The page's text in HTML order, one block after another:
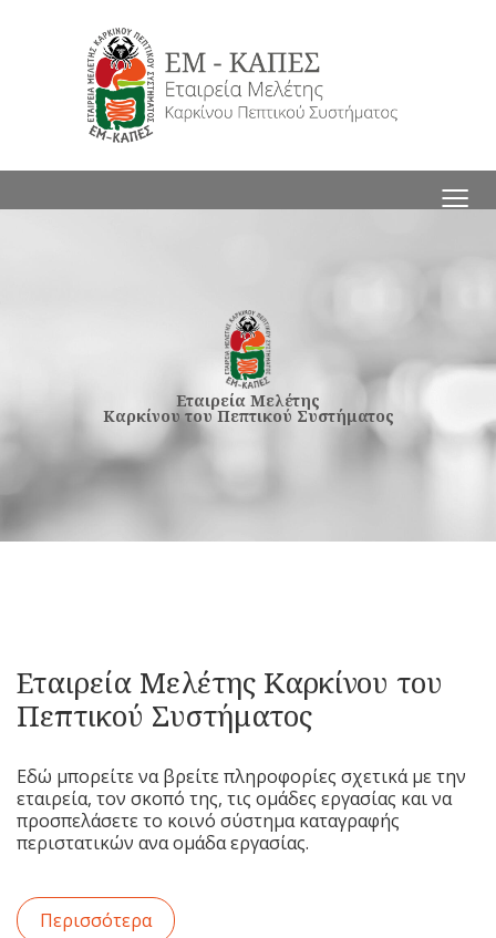
≡
Εταιρεία Μελέτης
Καρκίνου του Πεπτικού Συστήματος
Εταιρεία Μελέτης Καρκίνου του
Πεπτικού Συστήματος
Εδώ μπορείτε να βρείτε πληροφορίες σχετικά με την
εταιρεία, τον σκοπό της, τις ομάδες εργασίας και να
προσπελάσετε το κοινό σύστημα καταγραφής
περιστατικών ανα ομάδα εργασίας.
Περισσότερα